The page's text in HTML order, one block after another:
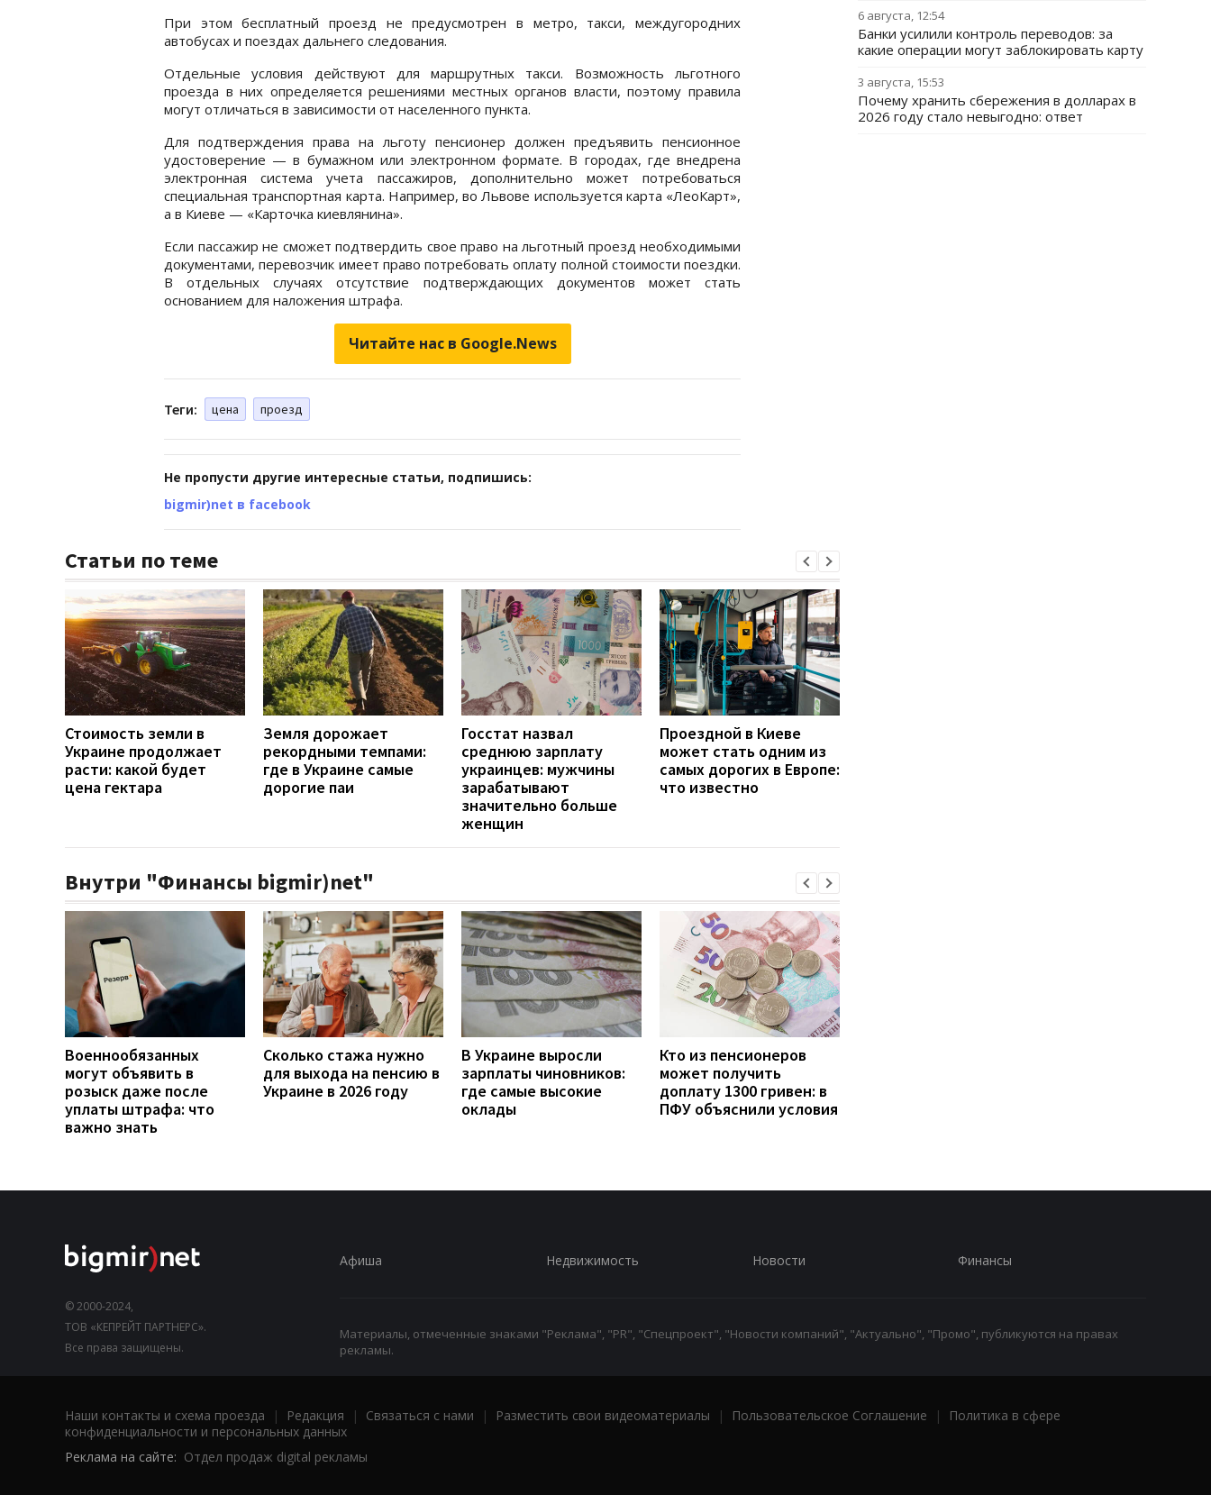
При этом бесплатный проезд не предусмотрен в метро, такси, междугородних
автобусах и поездах дальнего следования.
Отдельные условия действуют для маршрутных такси. Возможность льготного
проезда в них определяется решениями местных органов власти, поэтому правила
могут отличаться в зависимости от населенного пункта.
Для подтверждения права на льготу пенсионер должен предъявить пенсионное
удостоверение — в бумажном или электронном формате. В городах, где внедрена
электронная система учета пассажиров, дополнительно может потребоваться
специальная транспортная карта. Например, во Львове используется карта «ЛеоКарт»,
а в Киеве — «Карточка киевлянина».
Если пассажир не сможет подтвердить свое право на льготный проезд необходимыми
документами, перевозчик имеет право потребовать оплату полной стоимости поездки.
В отдельных случаях отсутствие подтверждающих документов может стать
основанием для наложения штрафа.
Читайте нас в Google.News
Теги: цена проезд
Не пропусти другие интересные статьи, подпишись:
bigmir)net в facebook
Статьи по теме
Стоимость земли в
Украине продолжает
расти: какой будет
цена гектара
Земля дорожает
рекордными темпами:
где в Украине самые
дорогие паи
Госстат назвал
среднюю зарплату
украинцев: мужчины
зарабатывают
значительно больше
женщин
Проездной в Киеве
может стать одним из
самых дорогих в Европе:
что известно
Внутри "Финансы bigmir)net"
Военнообязанных
могут объявить в
розыск даже после
уплаты штрафа: что
важно знать
Сколько стажа нужно
для выхода на пенсию в
Украине в 2026 году
В Украине выросли
зарплаты чиновников:
где самые высокие
оклады
Кто из пенсионеров
может получить
доплату 1300 гривен: в
ПФУ объяснили условия
6 августа, 12:54
Банки усилили контроль переводов: за
какие операции могут заблокировать карту
3 августа, 15:53
Почему хранить сбережения в долларах в
2026 году стало невыгодно: ответ
© 2000-2024,
ТОВ «КЕПРЕЙТ ПАРТНЕРС».
Все права защищены.
Афиша Недвижимость Новости Финансы
Материалы, отмеченные знаками "Реклама", "PR", "Спецпроект", "Новости компаний", "Актуально", "Промо", публикуются на правах
рекламы.
Наши контакты и схема проезда | Редакция | Связаться с нами | Разместить свои видеоматериалы | Пользовательское Соглашение |
Политика в сфере
конфиденциальности и персональных данных
Реклама на сайте: Отдел продаж digital рекламы